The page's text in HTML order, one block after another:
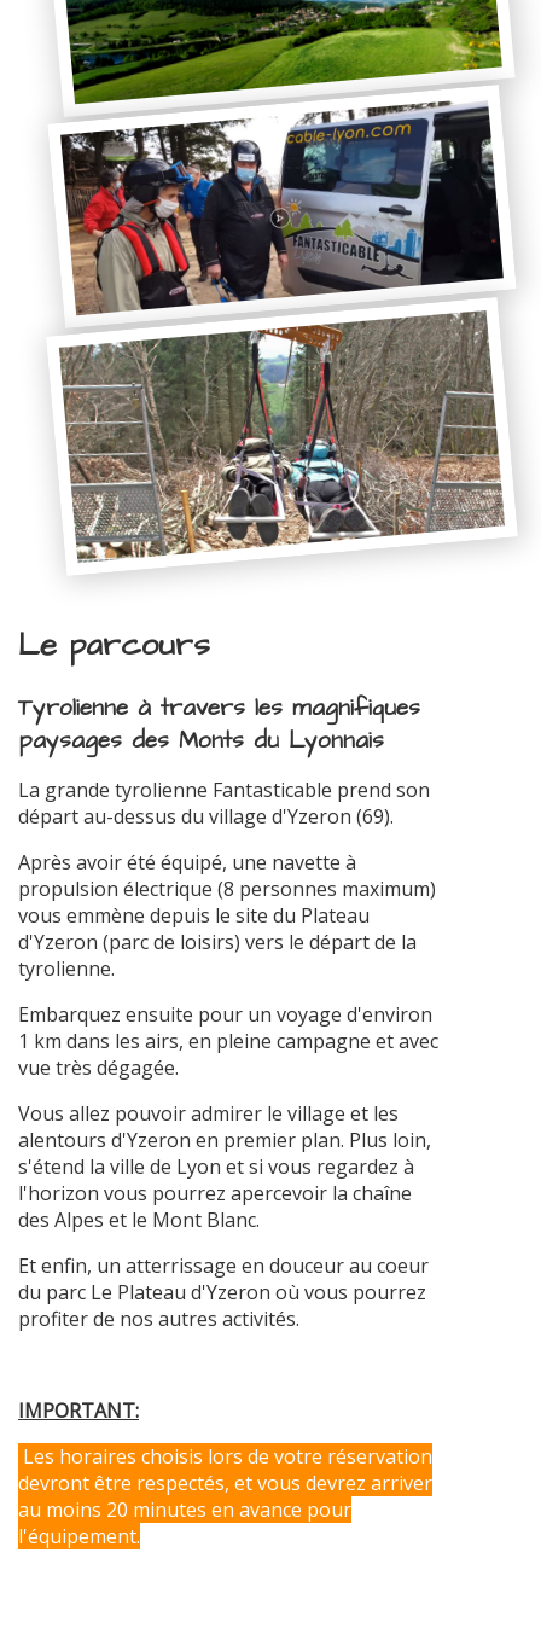
Le parcours
Tyrolienne à travers les magnifiques
paysages des Monts du Lyonnais
La grande tyrolienne Fantasticable prend son
départ au-dessus du village d'Yzeron (69).
Après avoir été équipé, une navette à
propulsion électrique (8 personnes maximum)
vous emmène depuis le site du Plateau
d'Yzeron (parc de loisirs) vers le départ de la
tyrolienne.
Embarquez ensuite pour un voyage d'environ
1 km dans les airs, en pleine campagne et avec
vue très dégagée.
Vous allez pouvoir admirer le village et les
alentours d'Yzeron en premier plan. Plus loin,
s'étend la ville de Lyon et si vous regardez à
l'horizon vous pourrez apercevoir la chaîne
des Alpes et le Mont Blanc.
Et enfin, un atterrissage en douceur au coeur
du parc Le Plateau d'Yzeron où vous pourrez
profiter de nos autres activités.
IMPORTANT:
Les horaires choisis lors de votre réservation
devront être respectés, et vous devrez arriver
au moins 20 minutes en avance pour
l'équipement.